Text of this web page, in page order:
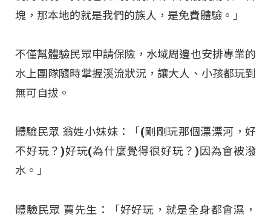
塊，那本地的就是我們的族人，是免費體驗。」
不僅幫體驗民眾申請保險，水域周邊也安排專業的
水上團隊隨時掌握溪流狀況，讓大人、小孩都玩到
無可自拔。
體驗民眾 翁姓小妹妹：「(剛剛玩那個漂漂河，好
不好玩？)好玩(為什麼覺得很好玩？)因為會被潑
水。」
體驗民眾 賈先生：「好好玩，就是全身都會濕，